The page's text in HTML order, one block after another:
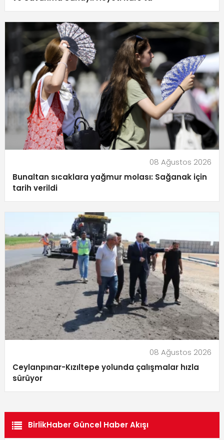
08 Ağustos 2026
Bunaltan sıcaklara yağmur molası: Sağanak için
tarih verildi
08 Ağustos 2026
Ceylanpınar-Kızıltepe yolunda çalışmalar hızla
sürüyor
BirlikHaber Güncel Haber Akışı